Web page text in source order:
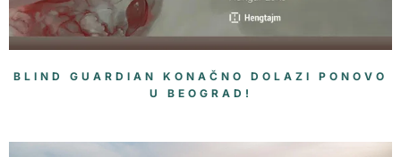
BLIND GUARDIAN KONAČNO DOLAZI PONOVO
U BEOGRAD!